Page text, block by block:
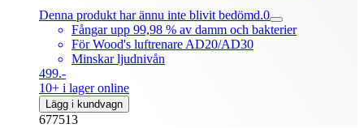
Denna produkt har ännu inte blivit bedömd.0
Fångar upp 99,98 % av damm och bakterier
För Wood's luftrenare AD20/AD30
Minskar ljudnivån
499.-
10+ i lager online
Lägg i kundvagn
677513